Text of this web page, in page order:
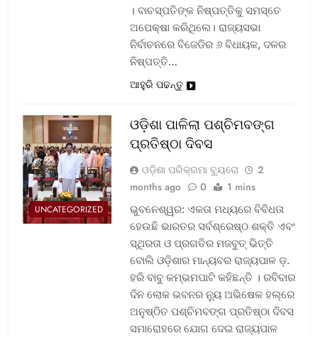
। ବାଚସ୍ପତିଙ୍କ ନିଷ୍ପତ୍ତିକୁ ସମସ୍ତେ
ଅପେକ୍ଷା କରିଥିଲେ। ରାଜ୍ୟସଭା
ନିର୍ବାଚନରେ ବିଜେଡିର ୬ ବିଧାୟକ, ଦଳର
ନିଷ୍ପତ୍ତି…
ଆହୁରି ପଢନ୍ତୁ
UNCATEGORIZED
ଓଡ଼ିଶା ପାଳିଲା ପଶ୍ଚିମବଙ୍ଗ
ପ୍ରତିଷ୍ଠା ଦିବସ
ଓଡ଼ିଶା ପରିକ୍ରମା ବ୍ୟୁରୋ
2
months ago
0 1 mins
ଭୁବନେଶ୍ୱର: ଏକତା ମଧ୍ୟରେ ବିବିଧତା
ହେଉଛି ଭାରତର ସର୍ବଶ୍ରେଷ୍ଠ ଶକ୍ତି ଏବଂ
ସ୍ଥିରତା ଓ ପ୍ରଗତିର ମଜବୁତ୍ ଭିତ୍ତି
ବୋଲି ଓଡ଼ିଶାର ମାନ୍ୟବର ରାଜ୍ୟପାଳ ଡ଼.
ହରି ବାବୁ କମ୍ଭମପାଟି କହିଛନ୍ତି । ରବିବାର
ଦିନ ଲୋକ ଭବନର ନ୍ୟୁ ଅଭିଷେକ ହଲ୍‌ରେ
ଅନୁଷ୍ଠିତ ପଶ୍ଚିମବଙ୍ଗ ପ୍ରତିଷ୍ଠା ଦିବସ
ସମାରୋହରେ ଯୋଗ ଦେଇ ରାଜ୍ୟପାଳ